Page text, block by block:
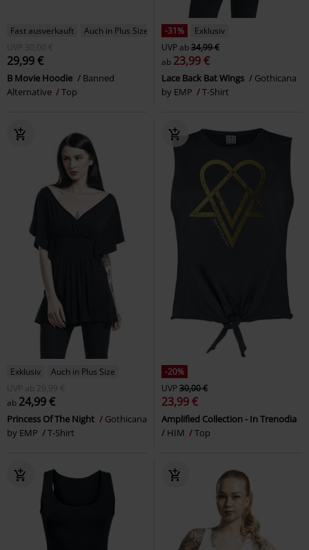
Fast ausverkauft
Auch in Plus Size
UVP
30,00 €
29,99 €
B Movie Hoodie
Banned
Alternative
Top
-31%
Exklusiv
UVPab34,99 €
ab 23,99 €
Lace Back Bat Wings
Gothicana
by EMP
T-Shirt
Exklusiv
Auch in Plus Size
UVP
ab 29,99 €
ab 24,99 €
Princess Of The Night
Gothicana
by EMP
T-Shirt
-20%
UVP30,00 €
23,99 €
Amplified Collection - In Trenodia
HIM
Top